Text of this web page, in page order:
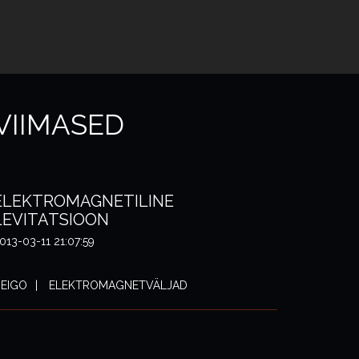
03-11 21:07:59
ELEKTROMAGNETVÄLJAD